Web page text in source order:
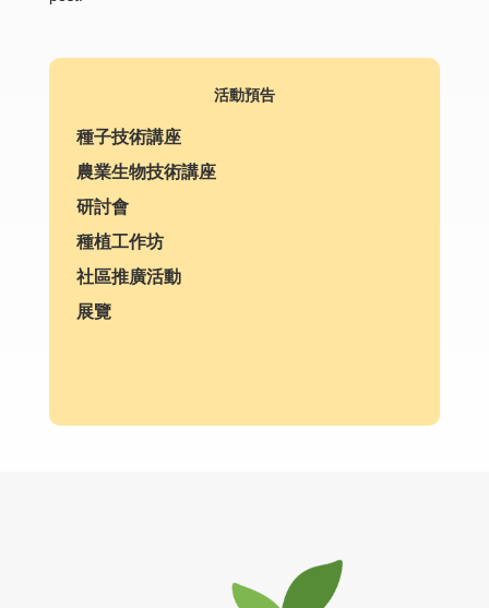
活動預告
種子技術講座
農業生物技術講座
研討會
種植工作坊
社區推廣活動
展覽